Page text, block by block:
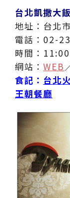
台北凱撒大
地址：台北
電話：02-
時間：
網站： WEB
食記： 台北
王朝餐廳